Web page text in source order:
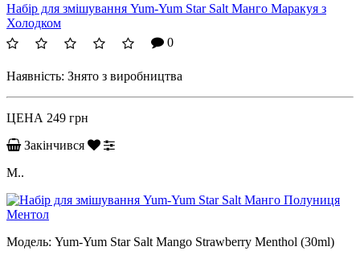
Набір для змішування Yum-Yum Star Salt Манго Маракуя з
Холодком
0
Наявність: Знято з виробництва
ЦЕНА 249 грн
Закінчився
М..
Модель: Yum-Yum Star Salt Mango Strawberry Menthol (30ml)